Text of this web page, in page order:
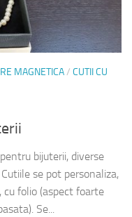
MAGNETICA/ CUTII CU
bijuterii, diverse
se pot personaliza,
cu folio (aspect foarte
Se...